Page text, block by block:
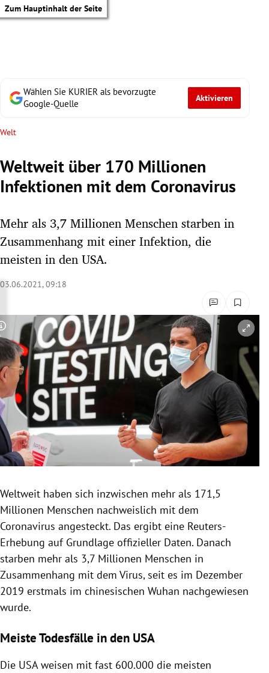
Zum Hauptinhalt der Seite
Untermenü
Untermenü
Untermenü
Untermenü
Untermenü
Untermenü
Untermenü
Untermenü
Wählen Sie KURIER als bevorzugte
Google-Quelle
Aktivieren
Welt
Weltweit über 170 Millionen
Infektionen mit dem Coronavirus
Mehr als 3,7 Millionen Menschen starben in
Zusammenhang mit einer Infektion, die
meisten in den USA.
03.06.2021, 09:18
Copyright-Hinweis öffnen/schließen
Weltweit haben sich inzwischen mehr als 171,5
Millionen Menschen nachweislich mit dem
Coronavirus angesteckt. Das ergibt eine Reuters-
Erhebung auf Grundlage offizieller Daten. Danach
starben mehr als 3,7 Millionen Menschen in
Zusammenhang mit dem Virus, seit es im Dezember
2019 erstmals im chinesischen Wuhan nachgewiesen
wurde.
Meiste Todesfälle in den USA
Die USA weisen mit fast 600.000 die meisten